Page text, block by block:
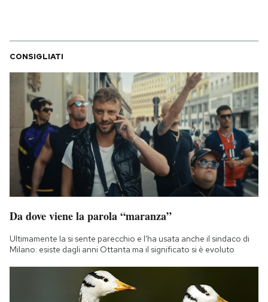
CONSIGLIATI
Da dove viene la parola “maranza”
Ultimamente la si sente parecchio e l'ha usata anche il sindaco di
Milano: esiste dagli anni Ottanta ma il significato si è evoluto